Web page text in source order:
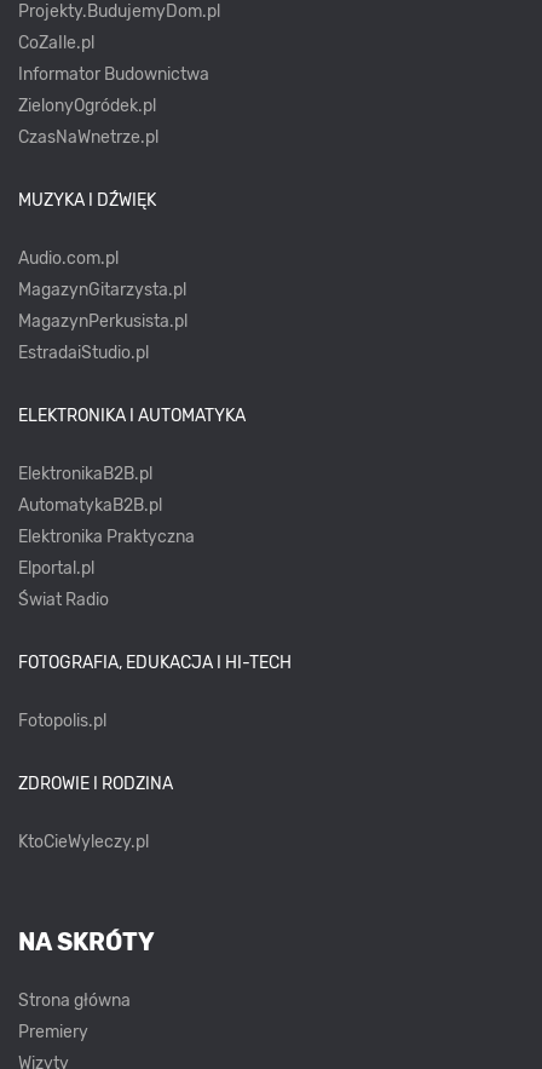
Projekty.BudujemyDom.pl
CoZaIle.pl
Informator Budownictwa
ZielonyOgródek.pl
CzasNaWnetrze.pl
MUZYKA I DŹWIĘK
Audio.com.pl
MagazynGitarzysta.pl
MagazynPerkusista.pl
EstradaiStudio.pl
ELEKTRONIKA I AUTOMATYKA
ElektronikaB2B.pl
AutomatykaB2B.pl
Elektronika Praktyczna
Elportal.pl
Świat Radio
FOTOGRAFIA, EDUKACJA I HI-TECH
Fotopolis.pl
ZDROWIE I RODZINA
KtoCieWyleczy.pl
NA SKRÓTY
Strona główna
Premiery
Wizyty